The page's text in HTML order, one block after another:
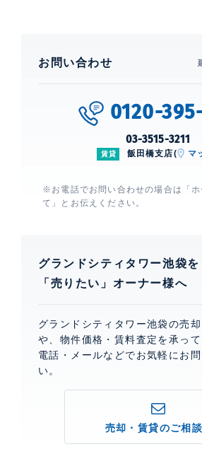
お問い合わせ
0120-
03-3515-3211
賃貸 飯田橋支店( マ
※お電話でお問い合わせの場合は「
て」とお伝えください。
グランドシティタワー池袋を
「売りたい」オーナー様へ
グランドシティタワー池袋の売
や、物件価格・賃料査定を承って
電話・メールなどでお気軽にお
い。
売却・賃貸のご相談